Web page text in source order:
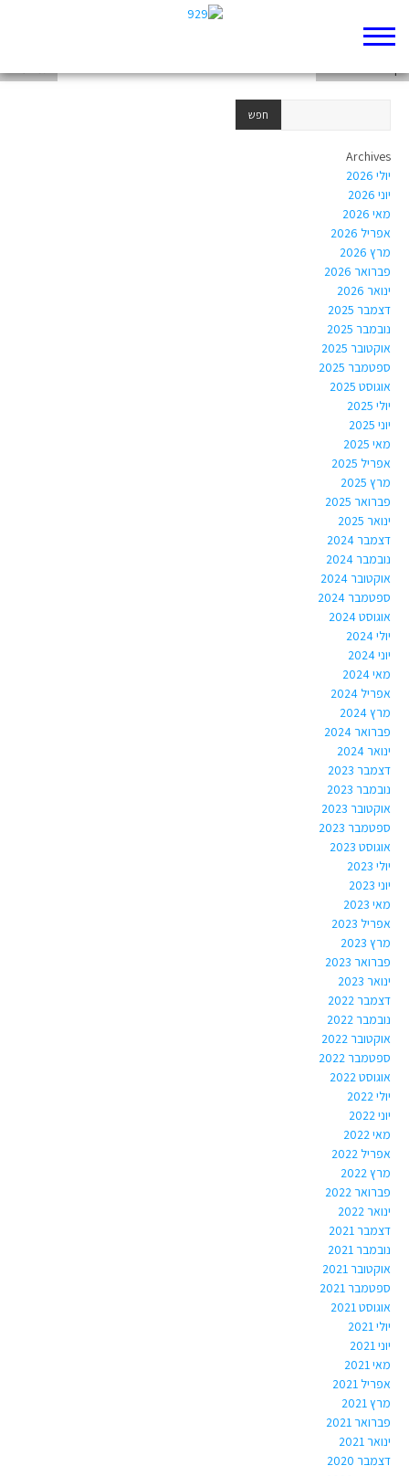
Archives
יולי 2026
יוני 2026
מאי 2026
אפריל 2026
מרץ 2026
פברואר 2026
ינואר 2026
דצמבר 2025
נובמבר 2025
אוקטובר 2025
ספטמבר 2025
אוגוסט 2025
יולי 2025
יוני 2025
מאי 2025
אפריל 2025
מרץ 2025
פברואר 2025
ינואר 2025
דצמבר 2024
נובמבר 2024
אוקטובר 2024
ספטמבר 2024
אוגוסט 2024
יולי 2024
יוני 2024
מאי 2024
אפריל 2024
מרץ 2024
פברואר 2024
ינואר 2024
דצמבר 2023
נובמבר 2023
אוקטובר 2023
ספטמבר 2023
אוגוסט 2023
יולי 2023
יוני 2023
מאי 2023
אפריל 2023
מרץ 2023
פברואר 2023
ינואר 2023
דצמבר 2022
נובמבר 2022
אוקטובר 2022
ספטמבר 2022
אוגוסט 2022
יולי 2022
יוני 2022
מאי 2022
אפריל 2022
מרץ 2022
פברואר 2022
ינואר 2022
דצמבר 2021
נובמבר 2021
אוקטובר 2021
ספטמבר 2021
אוגוסט 2021
יולי 2021
יוני 2021
מאי 2021
אפריל 2021
מרץ 2021
פברואר 2021
ינואר 2021
דצמבר 2020